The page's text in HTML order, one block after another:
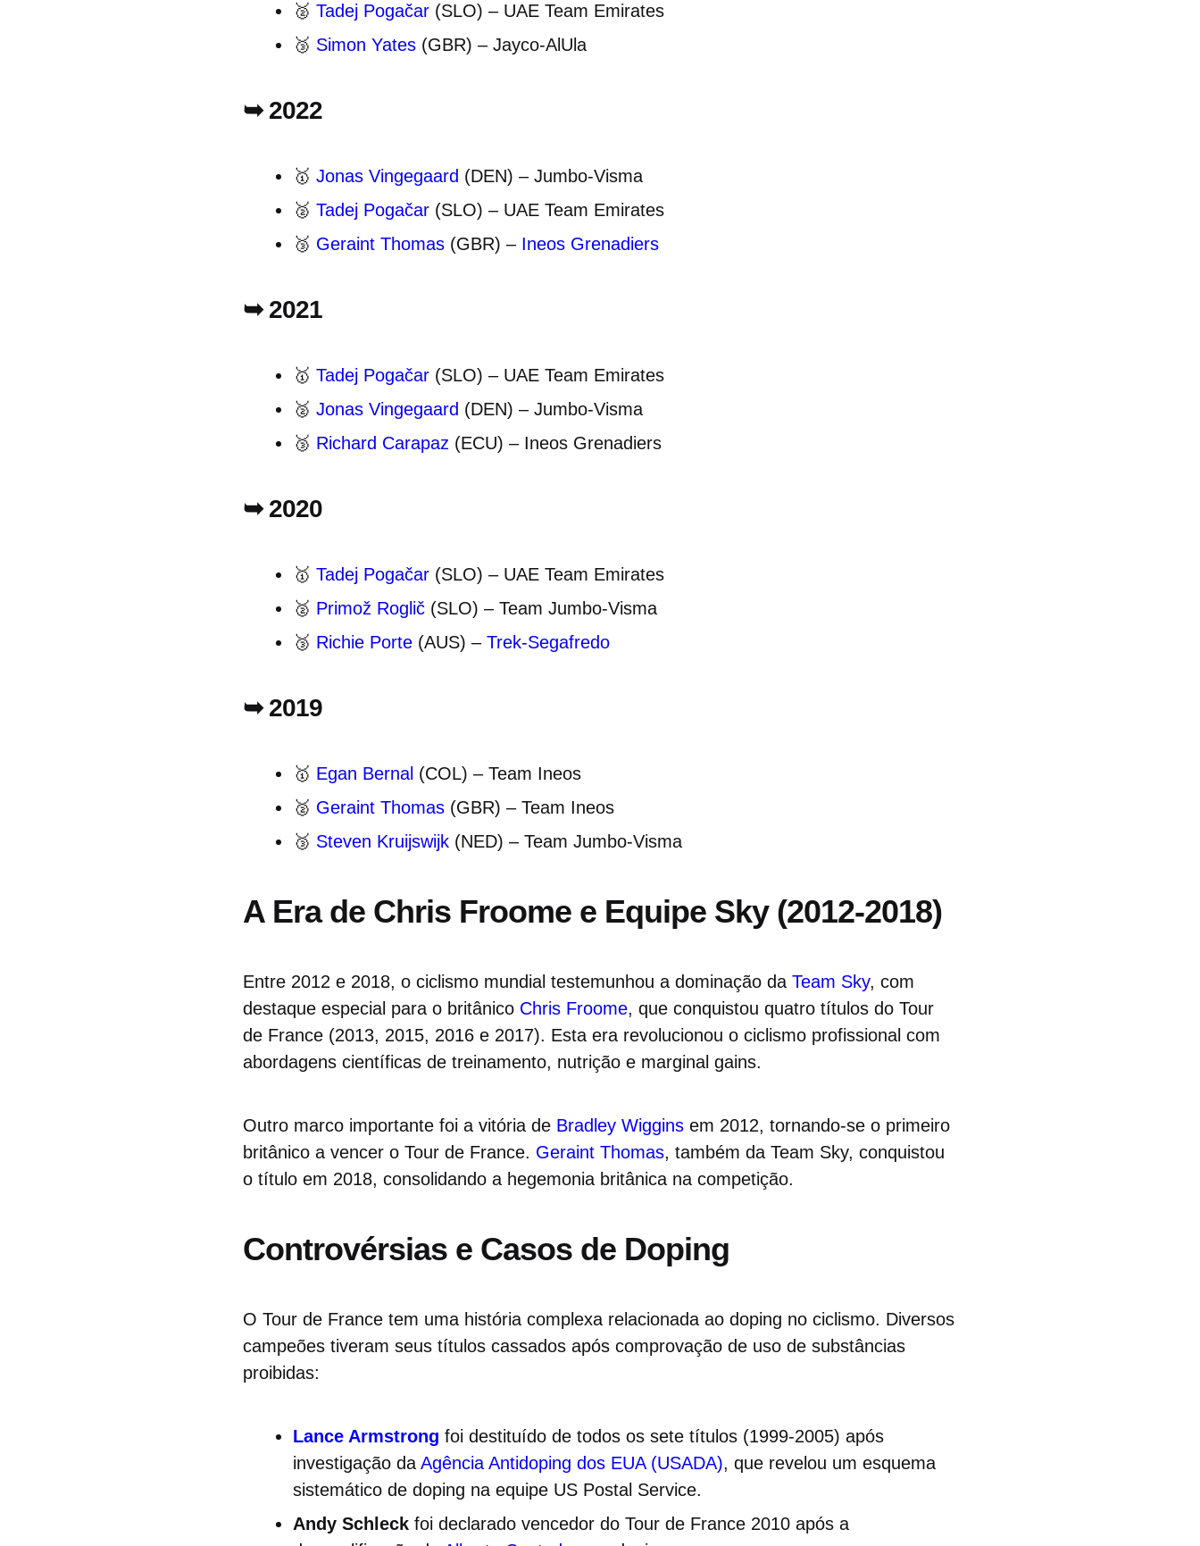
🥈 Tadej Pogačar (SLO) – UAE Team Emirates
🥉 Simon Yates (GBR) – Jayco-AlUla
➥ 2022
🥇 Jonas Vingegaard (DEN) – Jumbo-Visma
🥈 Tadej Pogačar (SLO) – UAE Team Emirates
🥉 Geraint Thomas (GBR) – Ineos Grenadiers
➥ 2021
🥇 Tadej Pogačar (SLO) – UAE Team Emirates
🥈 Jonas Vingegaard (DEN) – Jumbo-Visma
🥉 Richard Carapaz (ECU) – Ineos Grenadiers
➥ 2020
🥇 Tadej Pogačar (SLO) – UAE Team Emirates
🥈 Primož Roglič (SLO) – Team Jumbo-Visma
🥉 Richie Porte (AUS) – Trek-Segafredo
➥ 2019
🥇 Egan Bernal (COL) – Team Ineos
🥈 Geraint Thomas (GBR) – Team Ineos
🥉 Steven Kruijswijk (NED) – Team Jumbo-Visma
A Era de Chris Froome e Equipe Sky (2012-2018)
Entre 2012 e 2018, o ciclismo mundial testemunhou a dominação da Team Sky, com
destaque especial para o britânico Chris Froome, que conquistou quatro títulos do Tour
de France (2013, 2015, 2016 e 2017). Esta era revolucionou o ciclismo profissional com
abordagens científicas de treinamento, nutrição e marginal gains.
Outro marco importante foi a vitória de Bradley Wiggins em 2012, tornando-se o primeiro
britânico a vencer o Tour de France. Geraint Thomas, também da Team Sky, conquistou
o título em 2018, consolidando a hegemonia britânica na competição.
Controvérsias e Casos de Doping
O Tour de France tem uma história complexa relacionada ao doping no ciclismo. Diversos
campeões tiveram seus títulos cassados após comprovação de uso de substâncias
proibidas:
Lance Armstrong foi destituído de todos os sete títulos (1999-2005) após
investigação da Agência Antidoping dos EUA (USADA), que revelou um esquema
sistemático de doping na equipe US Postal Service.
Andy Schleck foi declarado vencedor do Tour de France 2010 após a